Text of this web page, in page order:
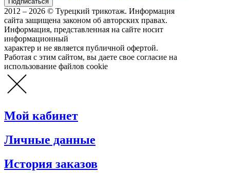
2012 – 2026 © Турецкий трикотаж. Информация
сайта защищена законом об авторских правах.
Информация, представленная на сайте носит
информационный
характер и не является публичной офертой.
Работая с этим сайтом, вы даете свое согласие на
использование файлов cookie
Мой кабинет
Личные данные
История заказов